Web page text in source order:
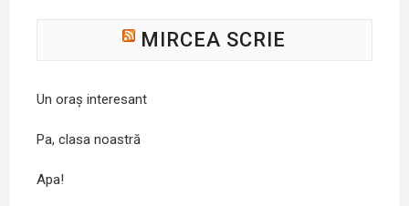
MIRCEA SCRIE
Un oraș interesant
Pa, clasa noastră
Apa!